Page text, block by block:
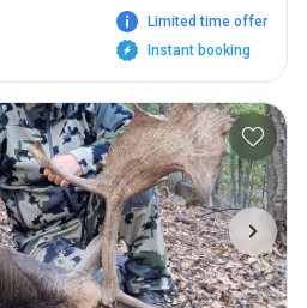
Limited time offer
Instant booking